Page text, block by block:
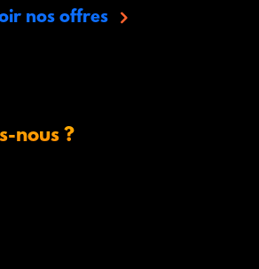
nos offres
nous ?